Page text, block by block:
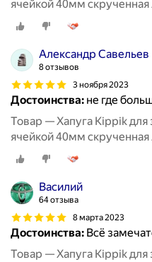
ячейкой 40мм скрученная
Александр Савельев
8 отзывов
3 ноября 2023
Достоинства: не где
Товар — Хапуга Kippik
ячейкой 40мм скрученная
Василий
64 отзыва
8 марта 2023
Достоинства: Всё
Товар — Хапуга Kippik